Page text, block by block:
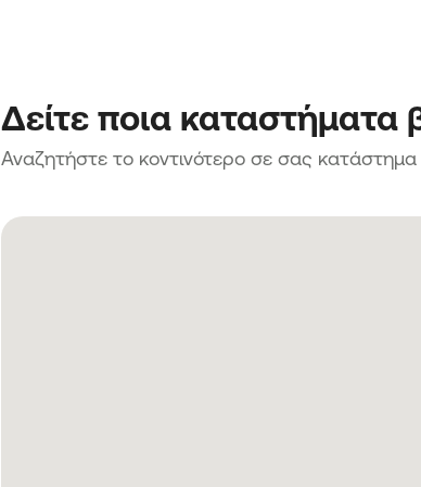
Δείτε ποια καταστήματα
Αναζητήστε το κοντινότερο σε σας